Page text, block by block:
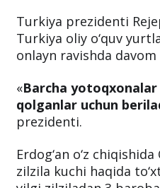
Turkiya oliy o‘quv
onlayn ravishda davom
qolganlar uchun
prezidenti.